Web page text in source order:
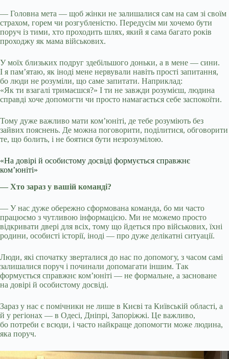
— Головна мета — щоб жінки не залишалися сам на сам зі своїм
страхом, горем чи розгубленістю. Передусім ми хочемо бути
поруч із тими, хто проходить шлях, який я сама багато років
проходжу як мама військових.
У моїх близьких подруг здебільшого доньки, а в мене — сини.
І я пам’ятаю, як іноді мене нервували навіть прості запитання,
бо люди не розуміли, що саме запитати. Наприклад:
«Як ти взагалі тримаєшся?» І ти не завжди розумієш, людина
справді хоче допомогти чи просто намагається себе заспокоїти.
Тому дуже важливо мати ком’юніті, де тебе розуміють без
зайвих пояснень. Де можна поговорити, поділитися, обговорити
те, що болить, і не боятися бути незрозумілою.
«На довірі й особистому досвіді формується справжнє
ком’юніті»
— Хто зараз у вашій команді?
— У нас дуже обережно сформована команда, бо ми часто
працюємо з чутливою інформацією. Ми не можемо просто
відкривати двері для всіх, тому що йдеться про військових, їхні
родини, особисті історії, іноді — про дуже делікатні ситуації.
Люди, які спочатку зверталися до нас по допомогу, з часом самі
залишалися поруч і починали допомагати іншим. Так
формується справжнє ком’юніті — не формальне, а засноване
на довірі й особистому досвіді.
Зараз у нас є помічники не лише в Києві та Київській області, а
й у регіонах — в Одесі, Дніпрі, Запоріжжі. Це важливо,
бо потреби є всюди, і часто найкраще допомогти може людина,
яка поруч.